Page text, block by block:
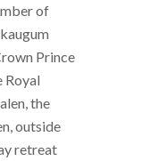
of
Prince
Royal
the
outside
retreat